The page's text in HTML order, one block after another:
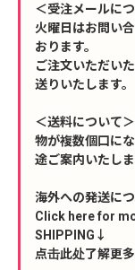
＜受注メールに
火曜日はお問い
おります。
ご注文いただい
送りいたします。
＜送料について
物が複数個口に
途ご案内いたし
海外への発送に
Click here for
SHIPPING↓
点击此处了解更